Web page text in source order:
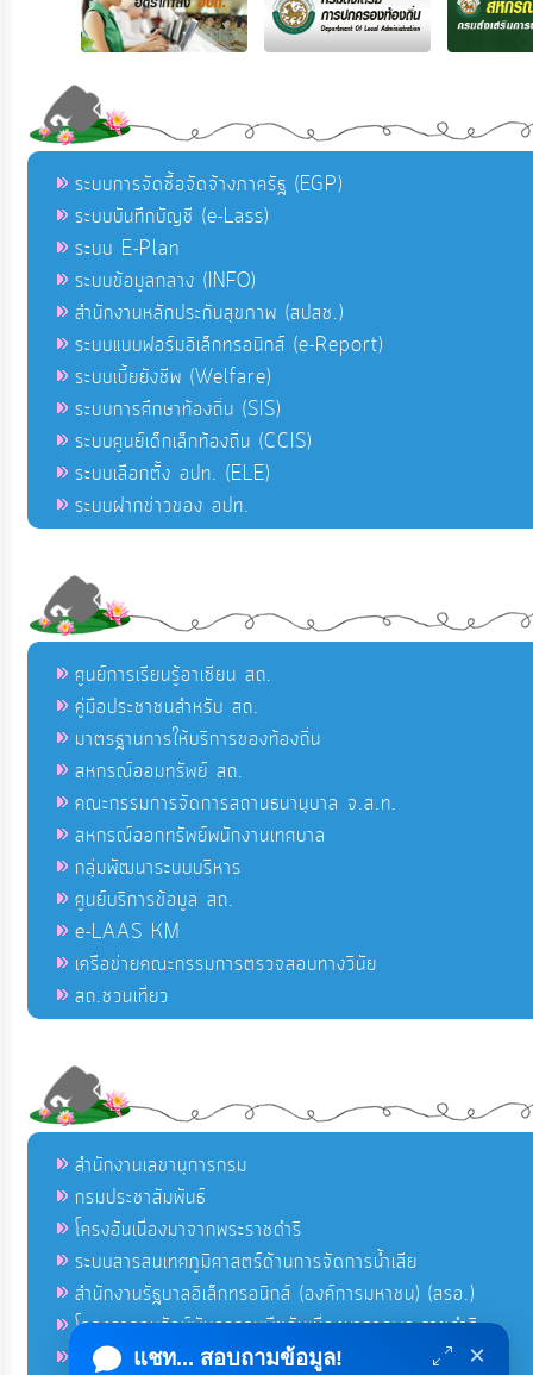
ระบบการจัดซื้อจัดจ้างภาครัฐ (EGP)
ระบบบันทึกบัญชี (e-Lass)
ระบบ E-Plan
ระบบข้อมูลกลาง (INFO)
สำนักงานหลักประกันสุขภาพ (สปสช.)
ระบบแบบฟอร์มอิเล็กทรอนิกส์ (e-Report)
ระบบเบี้ยยังชีพ (Welfare)
ระบบการศึกษาท้องถิ่น (SIS)
ระบบศูนย์เด็กเล็กท้องถิ่น (CCIS)
ระบบเลือกตั้ง อปท. (ELE)
ระบบฝากข่าวของ อปท.
ศูนย์การเรียนรู้อาเซียน สถ.
คู่มือประชาชนสำหรับ สถ.
มาตรฐานการให้บริการของท้องถิ่น
สหกรณ์ออมทรัพย์ สถ.
คณะกรรมการจัดการสถานธนานุบาล จ.ส.ท.
สหกรณ์ออกทรัพย์พนักงานเทศบาล
กลุ่มพัฒนาระบบบริหาร
ศูนย์บริการข้อมูล สถ.
e-LAAS KM
เครือข่ายคณะกรรมการตรวจสอบทางวินัย
สถ.ชวนเที่ยว
สำนักงานเลขานุการกรม
กรมประชาสัมพันธ์
โครงอันเนื่องมาจากพระราชดำริ
ระบบสารสนเทศภูมิศาสตร์ด้านการจัดการน้ำเสีย
สำนักงานรัฐบาลอิเล็กทรอนิกส์ (องค์การมหาชน) (สรอ.)
โครงการอนุรักษ์พันธุกรรมพืชอันเนื่องมาจากพระราชดำริ
คลังข่าวมหาไทย
แชท... สอบถามข้อมูล! ×